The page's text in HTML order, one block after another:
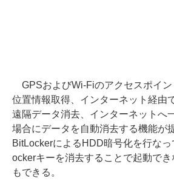
GPSおよびWi-Fiのアクセスポイン
位置情報取得、インターネット経由
遠隔データ消去、インターネットへ
場合にデータを自動消去する機能が
BitLockerによるHDD暗号化を行な
ockerキーを消去することで起動で
もできる。